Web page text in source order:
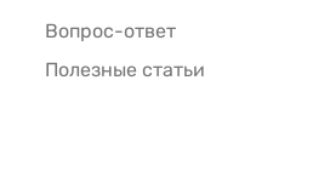
Вопрос-ответ
Полезные статьи